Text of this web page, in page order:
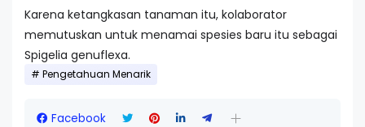
Karena ketangkasan tanaman itu, kolaborator
memutuskan untuk menamai spesies baru itu sebagai
Spigelia genuflexa.
Pengetahuan Menarik
Facebook